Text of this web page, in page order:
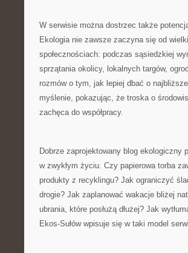
W serwisie można dostrzec także
Ekologia nie zawsze zaczyna się od
społecznościach: podczas sąsiedzkiej
sprzątania okolicy, lokalnych targów,
rozmów o tym, jak lepiej dbać o
myślenie, pokazując, że troska o
zachęca do współpracy.
Dobrze zaprojektowany blog ekologiczny
w zwykłym życiu. Czy papierowa torba
produkty z recyklingu? Jak ograniczyć
drogie? Jak zaplanować wakacje bliżej
ubrania, które posłużą dłużej? Jak
Ekos-Sułów wpisuje się w taki model